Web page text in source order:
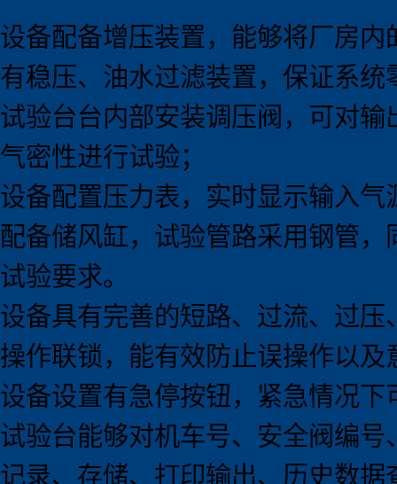
设备配备增压装置，能够将厂房内
有稳压、油水过滤装置，保证系统
试验台台内部安装调压阀，可对
气密性进行试验；
设备配置压力表，实时显示输入
配备储风缸，试验管路采用钢管
试验要求。
设备具有完善的短路、过流、过
操作联锁，能有效防止误操作以
设备设置有急停按钮，紧急情况
试验台能够对机车号、安全阀编
记录、存储、打印输出、历史数